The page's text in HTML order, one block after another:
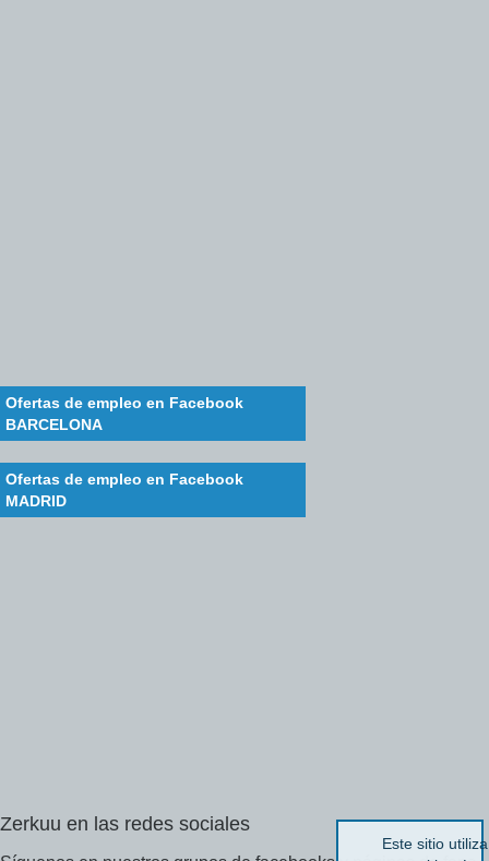
Ofertas de empleo en Facebook
BARCELONA
Ofertas de empleo en Facebook
MADRID
Zerkuu en las redes sociales
Este sitio utiliza